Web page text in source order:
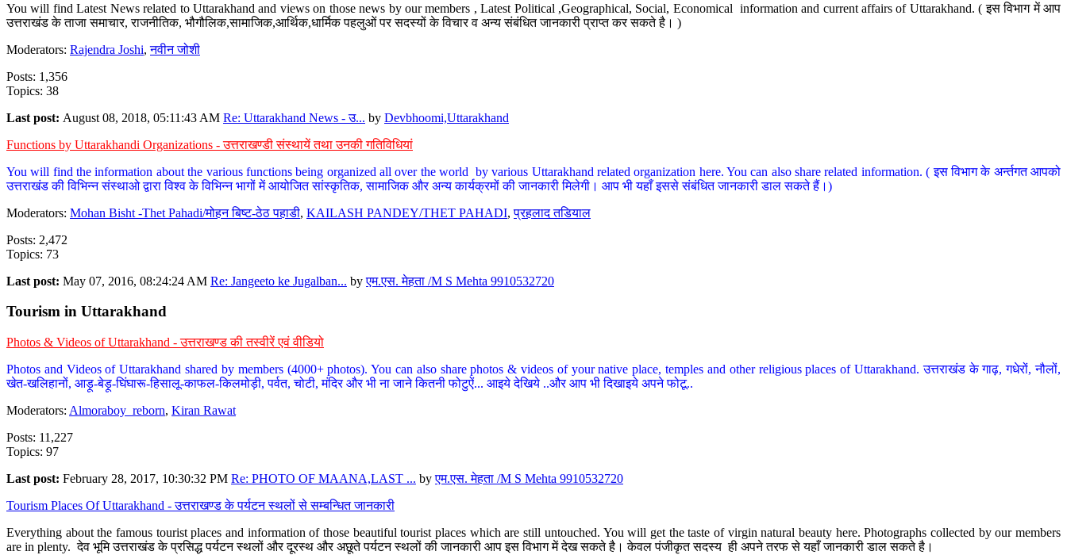
You will find Latest News related to Uttarakhand and views on those news by our members , Latest Political ,Geographical, Social, Economical information and current affairs of Uttarakhand. ( इस विभाग में आप
उत्तराखंड के ताजा समाचार, राजनीतिक, भौगौलिक,सामाजिक,आर्थिक,धार्मिक पहलुओं पर सदस्यों के विचार व अन्य संबंधित जानकारी प्राप्त कर सकते है। )
Moderators: Rajendra Joshi,नवीन जोशी
Posts: 1,356
Topics: 38
Last post: August 08, 2018, 05:11:43 AM Re: Uttarakhand News - उ... by Devbhoomi,Uttarakhand
Functions by Uttarakhandi Organizations - उत्तराखण्डी संस्थायें तथा उनकी गतिविधियां
You will find the information about the various functions being organized all over the world by various Uttarakhand related organization here. You can also share related information. ( इस विभाग के अर्न्तगत आपको
उत्तराखंड की विभिन्न संस्थाओ द्वारा विश्व के विभिन्न भागों में आयोजित सांस्कृतिक, सामाजिक और अन्य कार्यक्रमों की जानकारी मिलेगी। आप भी यहाँ इससे संबंधित जानकारी डाल सकते हैं।)
Moderators: Mohan Bisht -Thet Pahadi/मोहन बिष्ट-ठेठ पहाडी, KAILASH PANDEY/THET PAHADI,प्रहलाद तडियाल
Posts: 2,472
Topics: 73
Last post: May 07, 2016, 08:24:24 AM Re: Jangeeto ke Jugalban... byएम.एस. मेहता /M S Mehta 9910532720
Tourism in Uttarakhand
Photos & Videos of Uttarakhand - उत्तराखण्ड की तस्वीरें एवं वीडियो
Photos and Videos of Uttarakhand shared by members (4000+ photos). You can also share photos & videos of your native place, temples and other religious places of Uttarakhand. उत्तराखंड के गाढ़, गधेरों, नौलों,
खेत-खलिहानों, आड़ू-बेड़ू-घिंघारू-हिसालू-काफल-किलमोड़ी, पर्वत, चोटी, मंदिर और भी ना जाने कितनी फोटुऐं... आइये देखिये ..और आप भी दिखाइये अपने फोटू..
Moderators: Almoraboy_reborn, Kiran Rawat
Posts: 11,227
Topics: 97
Last post: February 28, 2017, 10:30:32 PM Re: PHOTO OF MAANA,LAST ... byएम.एस. मेहता /M S Mehta 9910532720
Tourism Places Of Uttarakhand - उत्तराखण्ड के पर्यटन स्थलों से सम्बन्धित जानकारी
Everything about the famous tourist places and information of those beautiful tourist places which are still untouched. You will get the taste of virgin natural beauty here. Photographs collected by our members
are in plenty. देव भूमि उत्तराखंड के प्रसिद्ध पर्यटन स्थलों और दूरस्थ और अछूते पर्यटन स्थलों की जानकारी आप इस विभाग में देख सकते है। केवल पंजीकृत सदस्य ही अपने तरफ से यहाँ जानकारी डाल सकते है।